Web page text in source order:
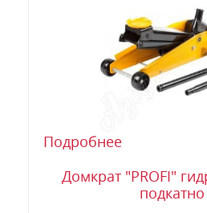
Подробнее
Домкрат "PROFI"